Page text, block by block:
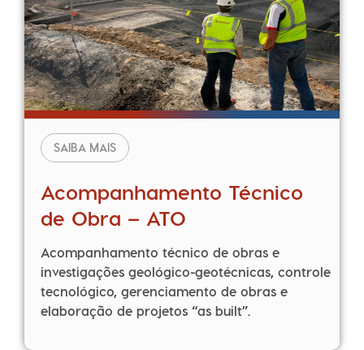
SAIBA MAIS
Acompanhamento Técnico
de Obra – ATO
Acompanhamento técnico de obras e
investigações geológico-geotécnicas, controle
tecnológico, gerenciamento de obras e
elaboração de projetos “as built”.